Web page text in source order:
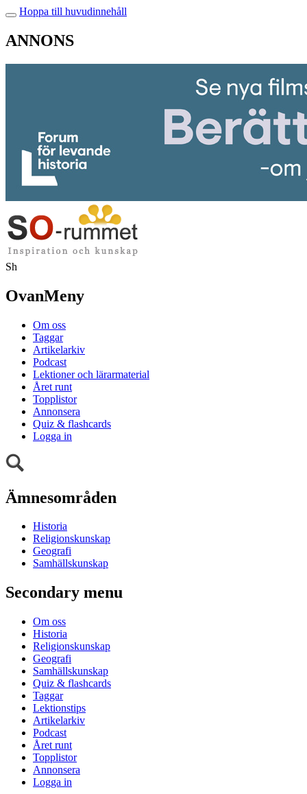
Hoppa till huvudinnehåll
ANNONS
Sh
OvanMeny
Om oss
Taggar
Artikelarkiv
Podcast
Lektioner och lärarmaterial
Året runt
Topplistor
Annonsera
Quiz & flashcards
Logga in
Ämnesområden
Historia
Religionskunskap
Geografi
Samhällskunskap
Secondary menu
Om oss
Historia
Religionskunskap
Geografi
Samhällskunskap
Quiz & flashcards
Taggar
Lektionstips
Artikelarkiv
Podcast
Året runt
Topplistor
Annonsera
Logga in